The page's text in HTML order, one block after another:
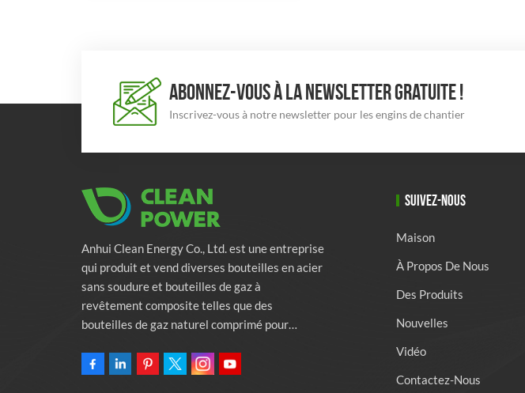
ABONNEZ-VOUS À LA NEWSLETTER GRATUITE !
Inscrivez-vous à notre newsletter pour les engins de chantier
Anhui Clean Energy Co., Ltd. est une entreprise
qui produit et vend diverses bouteilles en acier
sans soudure et bouteilles de gaz à
revêtement composite telles que des
bouteilles de gaz naturel comprimé pour
des bouteilles de lutte contre l'incendie.
SUIVEZ-NOUS
Maison
À Propos De Nous
Des Produits
Nouvelles
Vidéo
Contactez-Nous